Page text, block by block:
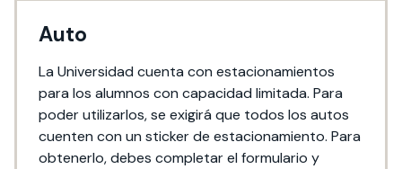
Auto
La Universidad cuenta con estacionamientos
para los alumnos con capacidad limitada. Para
poder utilizarlos, se exigirá que todos los autos
cuenten con un sticker de estacionamiento. Para
obtenerlo, debes completar el formulario y